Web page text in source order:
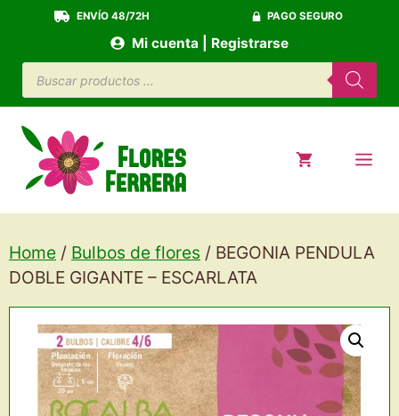
contenido
ENVÍO 48/72H PAGO SEGURO
Búsqueda
de
productos
Mi cuenta | Registrarse
Home / Bulbos de flores / BEGONIA PENDULA
DOBLE GIGANTE – ESCARLATA